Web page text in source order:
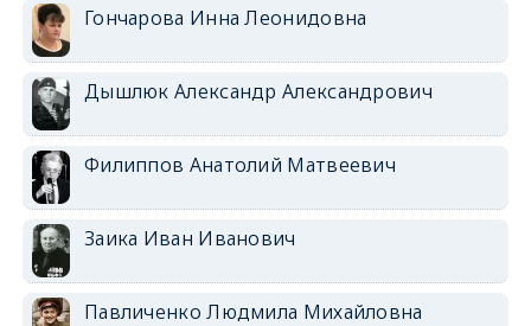
Гончарова Инна Леонидовна
Дышлюк Александр Александрович
Филиппов Анатолий Матвеевич
Заика Иван Иванович
Павличенко Людмила Михайловна